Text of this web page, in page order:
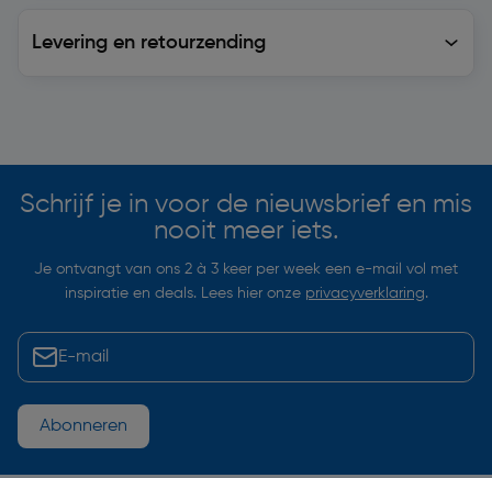
Levering en retourzending
Schrijf je in voor de nieuwsbrief en mis
nooit meer iets.
Je ontvangt van ons 2 à 3 keer per week een e-mail vol met
inspiratie en deals. Lees hier onze privacyverklaring.
Abonneren